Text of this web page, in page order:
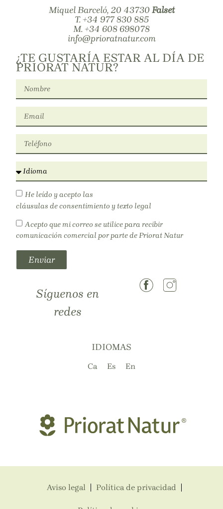
Miquel Barceló, 20 43730 Falset
T.+34 977 830 885
M. +34 608 698078
info@prioratnatur.com
¿TE GUSTARÍA ESTAR AL DÍA DE
PRIORAT NATUR?
He leído y acepto las
cláusulas de consentimiento y texto legal
Acepto que mi correo se utilice para recibir
comunicación comercial por parte de Priorat Natur
Enviar
Síguenos en
redes
IDIOMAS
Ca Es En
Aviso legal Política de privacidad